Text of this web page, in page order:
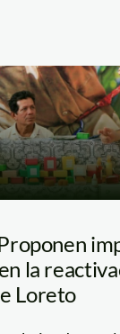
la
Loreto